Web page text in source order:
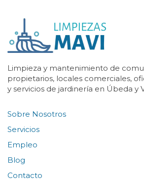
Limpieza y mantenimiento de
propietarios, locales comerciales,
y servicios de jardinería en Úbeda y
Sobre Nosotros
Servicios
Empleo
Blog
Contacto